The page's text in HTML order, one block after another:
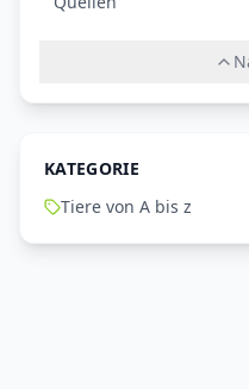
KATEGORIE
Tiere von A bis z